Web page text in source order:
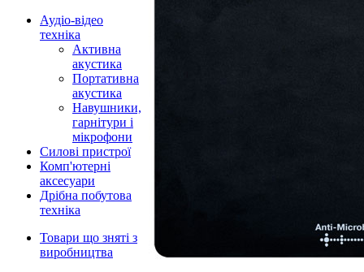
Аудіо-відео
техніка
Активна
акустика
Портативна
акустика
Навушники,
гарнітури і
мікрофони
Силові пристрої
Комп'ютерні
аксесуари
Дрібна побутова
техніка
Товари що зняті з
виробництва